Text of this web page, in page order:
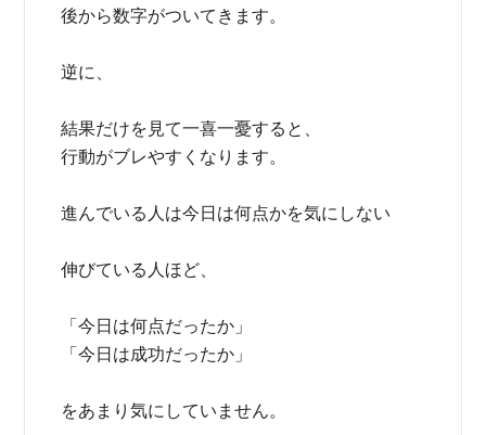
後から数字がついてきます。
逆に、
結果だけを見て一喜一憂すると、
行動がブレやすくなります。
進んでいる人は今日は何点かを気にしない
伸びている人ほど、
「今日は何点だったか」
「今日は成功だったか」
をあまり気にしていません。